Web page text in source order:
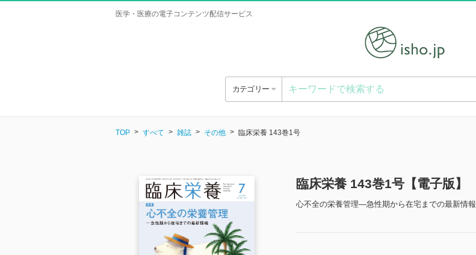
医学・医療の電子コンテンツ配信サービス
カテゴリー
TOP すべて 雑誌 その他 臨床栄養 143巻1号
臨床栄養 143巻1号【電子版】
心不全の栄養管理―急性期から在宅までの最新情報